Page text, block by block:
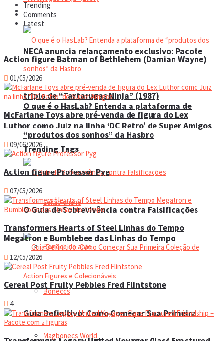
NECA anuncia relançamento exclusivo: Pacote
triplo de “Tartarugas Ninja” (1987)
Trending Tags
Leilão online
Boneco de ação
Bonecos
Magbonecs World
Manual do colecionador
O que é o HasLab? Entenda a plataforma de
“produtos dos sonhos” da Hasbro
O Guia de Sobrevivência contra Falsificações
Guia Definitivo: Como Começar Sua Primeira
Trending
Comments
Latest
Action figure Batman of Bethlehem (Damian Wayne)
01/05/2026
McFarlane Toys abre pré-venda de figura do Lex
Luthor como Juiz na linha ‘DC Retro’ de Super Amigos
09/06/2026
Action figure Professor Pyg
07/05/2026
Transformers Hearts of Steel Linhas do Tempo
Megatron e Bumblebee das Linhas do Tempo
12/05/2026
Cereal Post Fruity Pebbles Fred Flintstone
4